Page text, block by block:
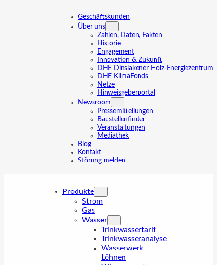
Geschäftskunden
Über uns
Zahlen, Daten, Fakten
Historie
Engagement
Innovation & Zukunft
DHE Dinslakener Holz-Energiezentrum
DHE KlimaFonds
Netze
Hinweisgeberportal
Newsroom
Pressemitteilungen
Baustellenfinder
Veranstaltungen
Mediathek
Blog
Kontakt
Störung melden
Produkte
Strom
Gas
Wasser
Trinkwassertarif
Trinkwasseranalyse
Wasserwerk
Löhnen